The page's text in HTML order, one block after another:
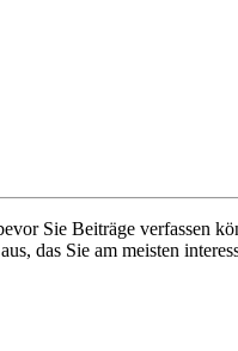
Sie Beiträge verfassen
das Sie am meisten